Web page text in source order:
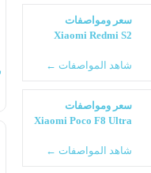
سعر ومواصفات
Xiaomi Redmi S2
شاهد المواصفات ←
سعر ومواصفات
Xiaomi Poco F8 Ultra
شاهد المواصفات ←